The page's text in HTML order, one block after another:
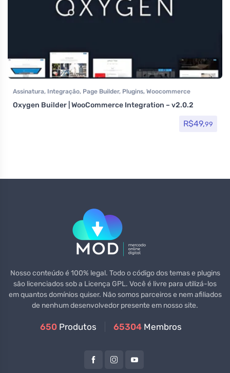
Assinatura, Integração, Page Builder, Plugins, Woocommerce
Oxygen Builder | WooCommerce Integration – v2.0.2
R$49,99
Nosso conteúdo é 100% legal. Todo o código dos temas e plugins
são licenciados sob a Licença GPL. Você é livre para utilizá-los
em quantos domínios quiser. Não somos parceiros e nem afiliados
de nenhum desenvolvedor presente em nosso site.
650 Produtos 65304 Membros